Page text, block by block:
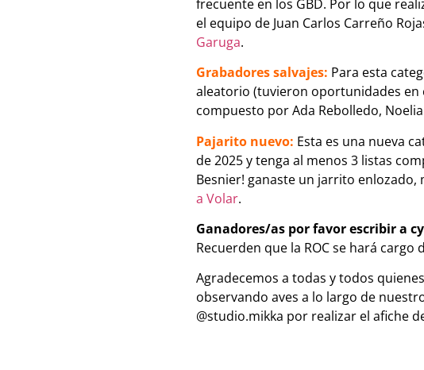
frecuente en los GBD. Por lo que
el equipo de Juan Carlos Carreño
Garuga.
Grabadores salvajes: Para esta
aleatorio (tuvieron oportunidades en
compuesto por Ada Rebolledo,
Pajarito nuevo: Esta es una nueva
de 2025 y tenga al menos 3 listas
Besnier! ganaste un jarrito enlozado,
a Volar.
Ganadores/as por favor escribir a
Recuerden que la ROC se hará
Agradecemos a todas y todos
observando aves a lo largo de
@studio.mikka por realizar el afiche